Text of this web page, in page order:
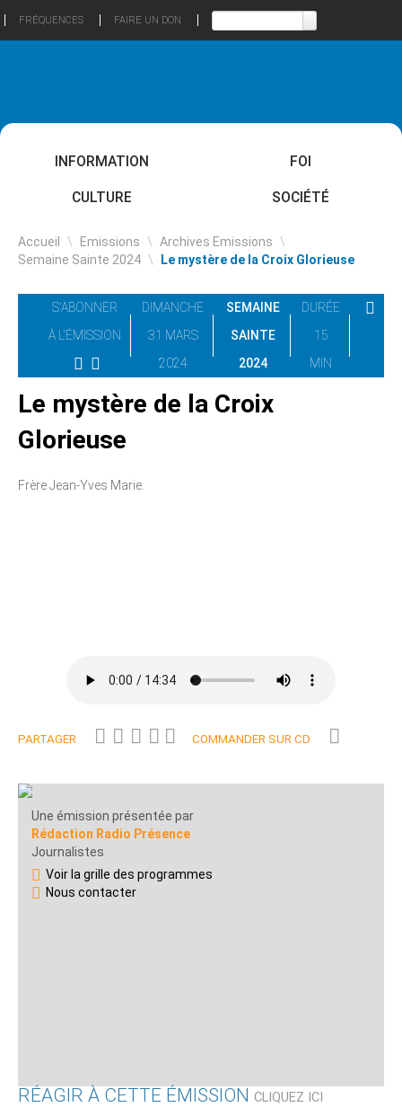
FRÉQUENCES FAIRE UN DON
INFORMATION FOI
CULTURE SOCIÉTÉ
Accueil \ Emissions \ Archives Emissions \
Semaine Sainte 2024 \ Le mystère de la Croix Glorieuse
S'ABONNER
À L'ÉMISSION
DIMANCHE
31 MARS
2024
SEMAINE
SAINTE
2024
DURÉE
15
MIN
Le mystère de la Croix
Glorieuse
Frère Jean-Yves Marie.
PARTAGER COMMANDER SUR CD
Une émission présentée par
Rédaction Radio Présence
Journalistes
Voir la grille des programmes
Nous contacter
RÉAGIR À CETTE ÉMISSION CLIQUEZ ICI